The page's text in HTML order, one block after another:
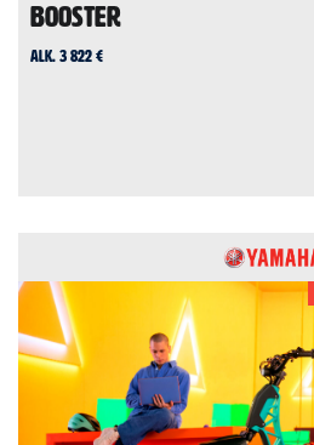
BOOSTER
alk. 3 822 €